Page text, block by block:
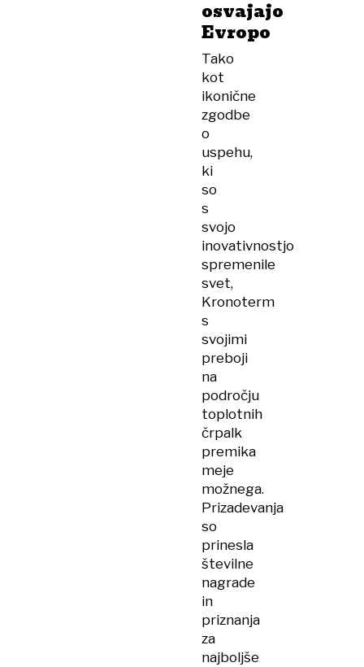
osvajajo
Evropo
Tako
kot
ikonične
zgodbe
o
uspehu,
ki
so
s
svojo
inovativnostjo
spremenile
svet,
Kronoterm
s
svojimi
preboji
na
področju
toplotnih
črpalk
premika
meje
možnega.
Prizadevanja
so
prinesla
številne
nagrade
in
priznanja
za
najboljše